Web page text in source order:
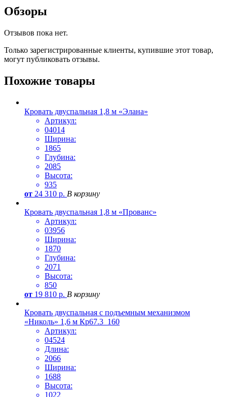
Обзоры
Отзывов пока нет.
Только зарегистрированные клиенты, купившие этот товар,
могут публиковать отзывы.
Похожие товары
Кровать двуспальная 1,8 м «Элана»
Артикул:
04014
Ширина:
1865
Глубина:
2085
Высота:
935
от 24 310 р. В корзину
Кровать двуспальная 1,8 м «Прованс»
Артикул:
03956
Ширина:
1870
Глубина:
2071
Высота:
850
от 19 810 р. В корзину
Кровать двуспальная с подъемным механизмом
«Николь» 1,6 м Кр67.3_160
Артикул:
04524
Длина:
2066
Ширина:
1688
Высота:
1022